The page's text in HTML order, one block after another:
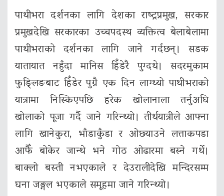
पाथीभरा दर्शनका लागि देशका राष्ट्रप्रमुख, सरकार
प्रमुखदेखि सरकारका उच्चपदस्थ व्यक्तित्व बेलाबेलामा
पाथीभराको दर्शनका लागि जाने गर्दछन्। सडक
यातायात नहुँदा मानिस हिँडेरै पुग्दथे। सदरमुकाम
फुङ्लिङबाट हिँडेर पुग्नै एक दिन लाग्थ्यो पाथीभराको
यात्रामा निस्किएपछि हरेक खोलानाला तर्नुअघि
खोलाको पूजा गर्दै जाने गरिन्थ्यो। तीर्थयात्रीले आफ्ना
लागि खानेकुरा, भाँडाकुँडा र ओछ्याउने लत्ताकपडा
आफैँ बोकेर जान्थे भने गोठ ओढारमा बस्ने गर्थे।
बाक्लो बस्ती नभएकाले र देउरालीदेखि मन्दिरसम्म
घना जङ्गल भएकाले समूहमा जाने गरिन्थ्यो।